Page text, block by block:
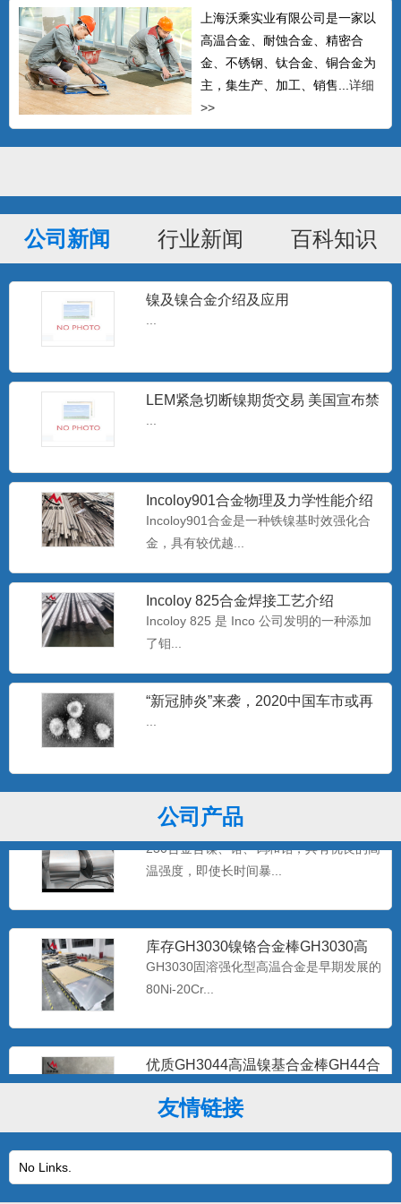
上海沃乘实业有限公司是一家以
高温合金、耐蚀合金、精密合
金、不锈钢、钛合金、铜合金为
主，集生产、加工、销售... 详细
>>
公司新闻 行业新闻 百科知识
镍及镍合金介绍及应用
LEM紧急切断镍期货交易 美国宣布禁
Incoloy901合金物理及力学性能介绍
Incoloy901合金是一种铁镍基时效强化合
金，具有较优越...
Incoloy 825合金焊接工艺介绍
Incoloy 825 是 Inco 公司发明的一种添加
了钼...
“新冠肺炎”来袭，2020中国车市或再
公司产品
GH605钴基高温合金棒 L605钴基焊
条 Haynes
可以生产δ≤14mm的热轧中板、δ≤4mm的
Hastelloy C-276 对氧化性和中等还原性腐
蚀有较...
N04400耐腐蚀合
Monel400是一种用量最大、用途最广、综
合性能好的耐蚀合...
专业生产耐腐蚀B30白铜管 b30镍白
铜板/棒
白铜是以镍为主要添加元素的铜基合金，
呈银白色，有金属光泽，故...
哈氏N10276镍基合金板 美标
Hastelloy C-2
哈氏C-276合是一种含钨的镍-铬-钼合金，
海恩斯Haynes230-W 镍基合金带材
Haynes2
230合金含镍、铬、钨和钼，具有优良的高
温强度，即使长时间暴...
库存GH3030镍铬合金棒GH3030高
温合金带材GH30
GH3030固溶强化型高温合金是早期发展的
80Ni-20Cr...
优质GH3044高温镍基合金棒GH44合
金板现货 gh30
该合金是体固溶强化镍基抗高温氧化合
金，在900℃以下具有高的...
友情链接
No Links.